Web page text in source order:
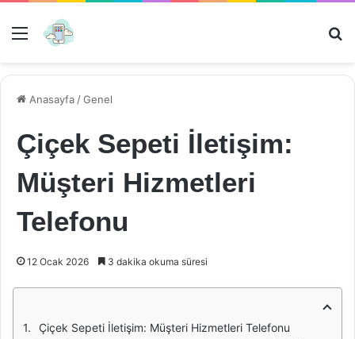
Menü
Anasayfa /Genel
Çiçek Sepeti İletişim:
Müşteri Hizmetleri
Telefonu
12 Ocak 2026 3 dakika okuma süresi
Çiçek Sepeti İletişim: Müşteri Hizmetleri Telefonu